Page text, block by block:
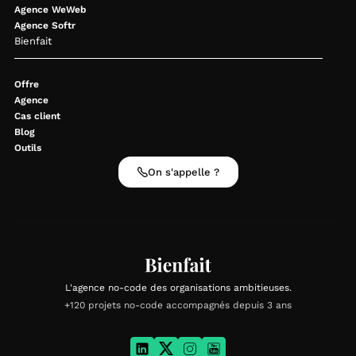
L'agence no-code des organisations ambitieuses.
+120 projets no-code accompagnés depuis 3 ans
Agence WeWeb
Agence Softr
Bienfait
Offre
Agence
Cas client
Blog
Outils
On s'appelle ?